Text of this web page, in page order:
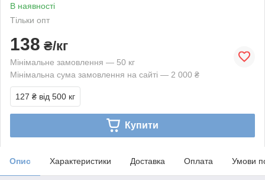
В наявності
Тільки опт
138 ₴/кг
Мінімальне замовлення — 50 кг
Мінімальна сума замовлення на сайті — 2 000 ₴
127 ₴ від 500 кг
Купити
Опис Характеристики Доставка Оплата Умови